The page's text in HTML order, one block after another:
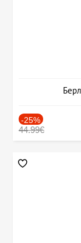
-25%
44.99€